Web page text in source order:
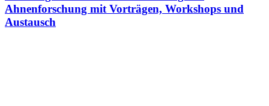
Ahnenforschung mit Vorträgen, Workshops und
Austausch